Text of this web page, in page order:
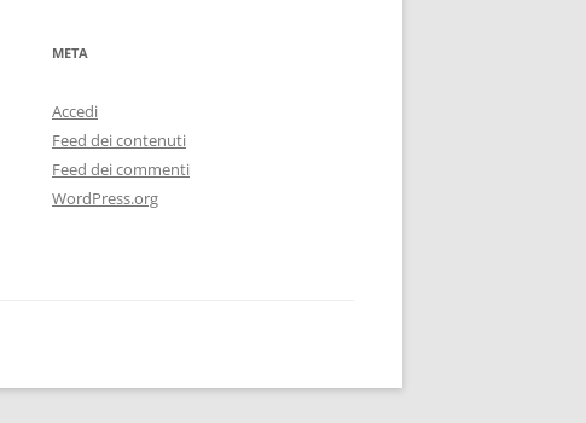
META
Accedi
Feed dei contenuti
Feed dei commenti
WordPress.org